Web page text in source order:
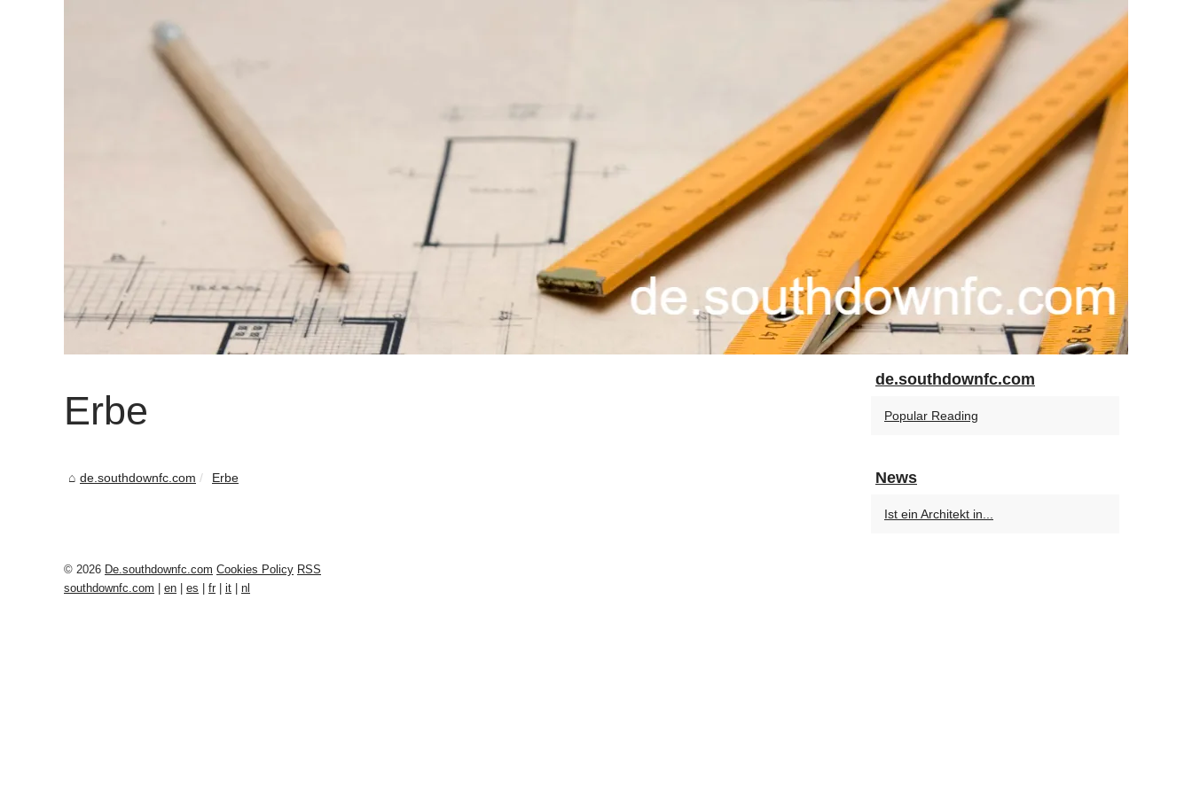
Erbe
de.southdownfc.com Erbe
de.southdownfc.com
Popular Reading
News
Ist ein Architekt in...
© 2026 De.southdownfc.com Cookies Policy RSS
southdownfc.com
en es fr it nl